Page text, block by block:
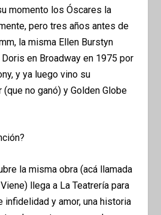
momento los Óscares la
pero tres años antes de
la misma Ellen Burstyn
en Broadway en 1975 por
y ya luego vino su
(que no ganó) y Golden Globe
la misma obra (acá llamada
llega a La Teatrería para
infidelidad y amor, una historia